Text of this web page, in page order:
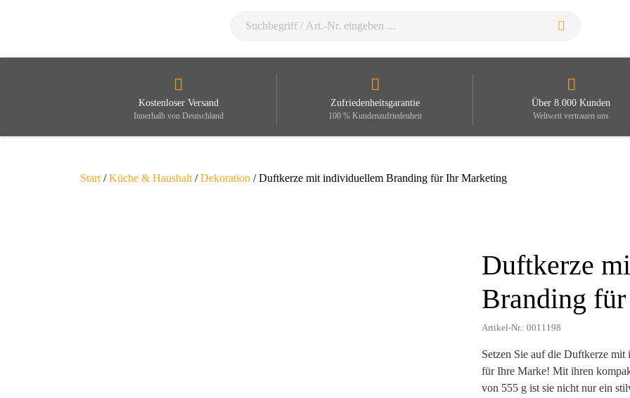
Kostenloser Versand
Innerhalb von Deutschland
Zufriedenheitsgarantie
100 % Kundenzufriedenheit
Über 8.000 Kunden
Weltweit vertrauen uns
Start /Küche & Haushalt /Dekoration / Duftkerze mit individuellem Branding für Ihr Marketing
Duftkerze
Branding
Artikel-Nr.: 0011198
Setzen Sie auf die Duftkerze
für Ihre Marke! Mit ihren
von 555 g ist sie nicht nur ein